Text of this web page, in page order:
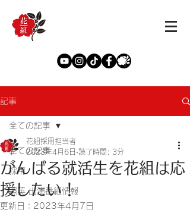
記事
全ての記事
採用
照英 出演番組情報
全ての記事
がんばる就活生を花組は応
援したい！
花組採用担当者
2023年4月6日 読了時間: 3分
更新日： 2023年4月7日